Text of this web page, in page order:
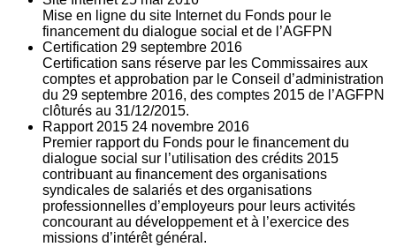
Mise en ligne du site Internet du Fonds pour le
financement du dialogue social et de l’AGFPN
Certification 29 septembre 2016
Certification sans réserve par les Commissaires aux
comptes et approbation par le Conseil d’administration
du 29 septembre 2016, des comptes 2015 de l’AGFPN
clôturés au 31/12/2015.
Rapport 2015 24 novembre 2016
Premier rapport du Fonds pour le financement du
dialogue social sur l’utilisation des crédits 2015
contribuant au financement des organisations
syndicales de salariés et des organisations
professionnelles d’employeurs pour leurs activités
concourant au développement et à l’exercice des
missions d’intérêt général.